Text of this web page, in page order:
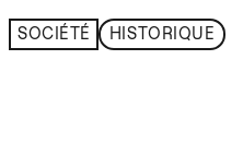
SOCIÉTÉ HISTORIQUE